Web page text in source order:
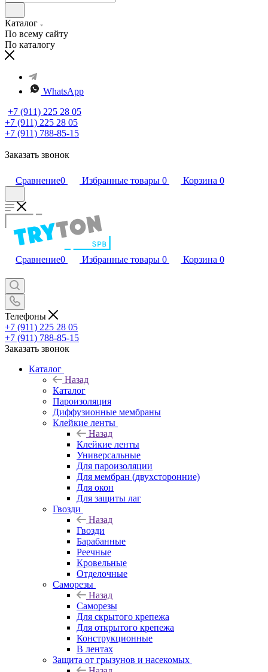
Каталог
По всему сайту
По каталогу
WhatsApp
+7 (911) 225 28 05
+7 (911) 225 28 05
+7 (911) 788-85-15
Заказать звонок
Сравнение0 Избранные товары 0 Корзина 0
Сравнение0 Избранные товары 0 Корзина 0
Телефоны
+7 (911) 225 28 05
+7 (911) 788-85-15
Заказать звонок
Каталог
Назад
Каталог
Пароизоляция
Диффузионные мембраны
Клейкие ленты
Назад
Клейкие ленты
Универсальные
Для пароизоляции
Для мембран (двухсторонние)
Для окон
Для защиты лаг
Гвозди
Назад
Гвозди
Барабанные
Реечные
Кровельные
Отделочные
Саморезы
Назад
Саморезы
Для скрытого крепежа
Для открытого крепежа
Конструкционные
В лентах
Защита от грызунов и насекомых